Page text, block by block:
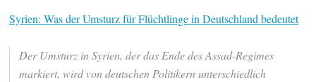
Syrien: Was der Umsturz für Flüchtlinge in Deutschland bedeutet
Der Umsturz in Syrien, der das Ende des Assad-Regimes
markiert, wird von deutschen Politikern unterschiedlich